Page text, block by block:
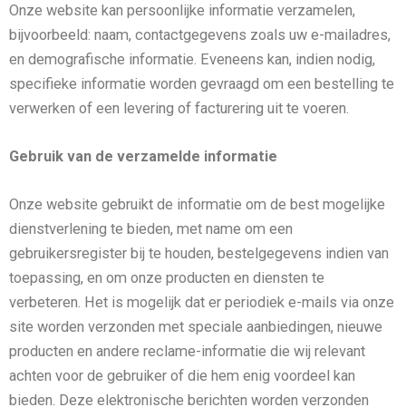
Onze website kan persoonlijke informatie verzamelen,
bijvoorbeeld: naam, contactgegevens zoals uw e-mailadres,
en demografische informatie. Eveneens kan, indien nodig,
specifieke informatie worden gevraagd om een bestelling te
verwerken of een levering of facturering uit te voeren.
Gebruik van de verzamelde informatie
Onze website gebruikt de informatie om de best mogelijke
dienstverlening te bieden, met name om een
gebruikersregister bij te houden, bestelgegevens indien van
toepassing, en om onze producten en diensten te
verbeteren. Het is mogelijk dat er periodiek e-mails via onze
site worden verzonden met speciale aanbiedingen, nieuwe
producten en andere reclame-informatie die wij relevant
achten voor de gebruiker of die hem enig voordeel kan
bieden. Deze elektronische berichten worden verzonden